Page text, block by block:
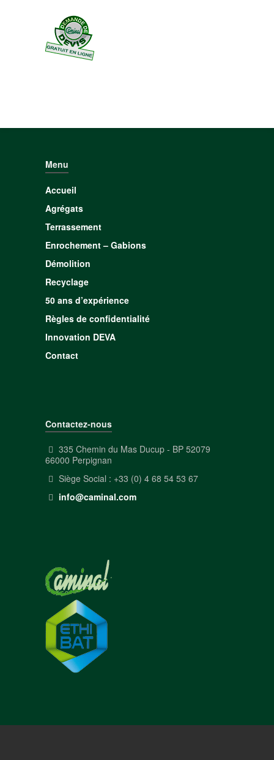
Menu
Accueil
Agrégats
Terrassement
Enrochement – Gabions
Démolition
Recyclage
50 ans d’expérience
Règles de confidentialité
Innovation DEVA
Contact
Contactez-nous
335 Chemin du Mas Ducup - BP 52079
66000 Perpignan
Siège Social : +33 (0) 4 68 54 53 67
info@caminal.com